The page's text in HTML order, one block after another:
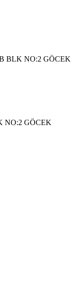
BLK NO:2 GÖCEK
NO:2 GÖCEK